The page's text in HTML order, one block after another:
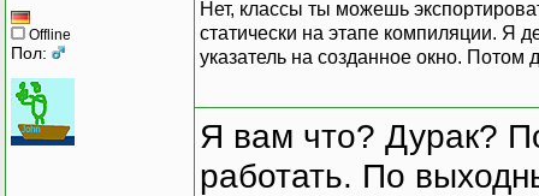
Offline
Пол:
Нет, классы ты можешь
статически на этапе компиляции. Я
указатель на созданное окно. Потом
Я вам что? Дурак?
работать. По